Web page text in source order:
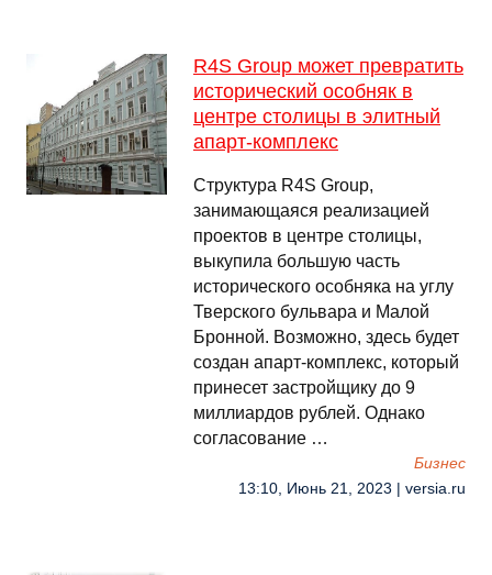
R4S Group может превратить
исторический особняк в
центре столицы в элитный
апарт-комплекс
Структура R4S Group,
занимающаяся реализацией
проектов в центре столицы,
выкупила большую часть
исторического особняка на углу
Тверского бульвара и Малой
Бронной. Возможно, здесь будет
создан апарт-комплекс, который
принесет застройщику до 9
миллиардов рублей. Однако
согласование …
Бизнес
13:10, Июнь 21, 2023 | versia.ru